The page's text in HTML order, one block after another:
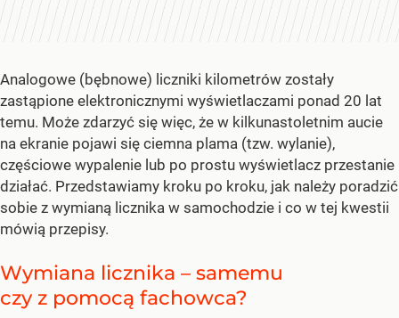
Analogowe (bębnowe) liczniki kilometrów zostały
zastąpione elektronicznymi wyświetlaczami ponad 20 lat
temu. Może zdarzyć się więc, że w kilkunastoletnim aucie
na ekranie pojawi się ciemna plama (tzw. wylanie),
częściowe wypalenie lub po prostu wyświetlacz przestanie
działać. Przedstawiamy kroku po kroku, jak należy poradzić
sobie z wymianą licznika w samochodzie i co w tej kwestii
mówią przepisy.
Wymiana licznika – samemu
czy z pomocą fachowca?